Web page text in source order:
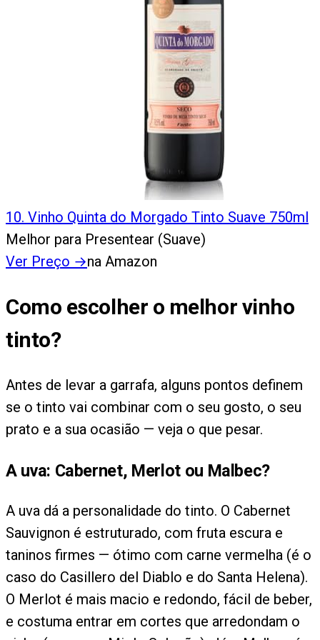
10. Vinho Quinta do Morgado Tinto Suave 750ml
Melhor para Presentear (Suave)
Ver Preço →na Amazon
Como escolher o melhor vinho
tinto?
Antes de levar a garrafa, alguns pontos definem
se o tinto vai combinar com o seu gosto, o seu
prato e a sua ocasião — veja o que pesar.
A uva: Cabernet, Merlot ou Malbec?
A uva dá a personalidade do tinto. O Cabernet
Sauvignon é estruturado, com fruta escura e
taninos firmes — ótimo com carne vermelha (é o
caso do Casillero del Diablo e do Santa Helena).
O Merlot é mais macio e redondo, fácil de beber,
e costuma entrar em cortes que arredondam o